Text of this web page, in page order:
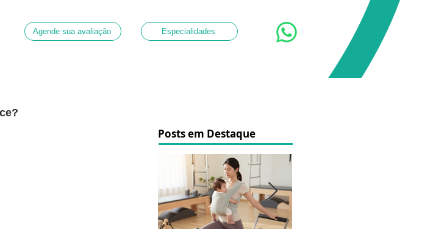
Agende sua avaliação Especialidades
Posts em Destaque